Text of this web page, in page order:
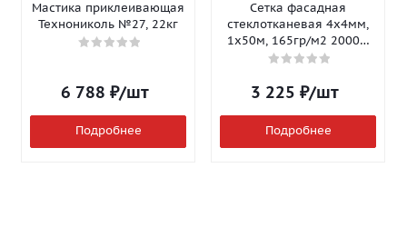
Мастика приклеивающая
Технониколь №27, 22кг
6 788 ₽/шт
Подробнее
Сетка фасадная
стеклотканевая 4х4мм,
1х50м, 165гр/м2 2000Н
Isomax-165
3 225 ₽/шт
Подробнее